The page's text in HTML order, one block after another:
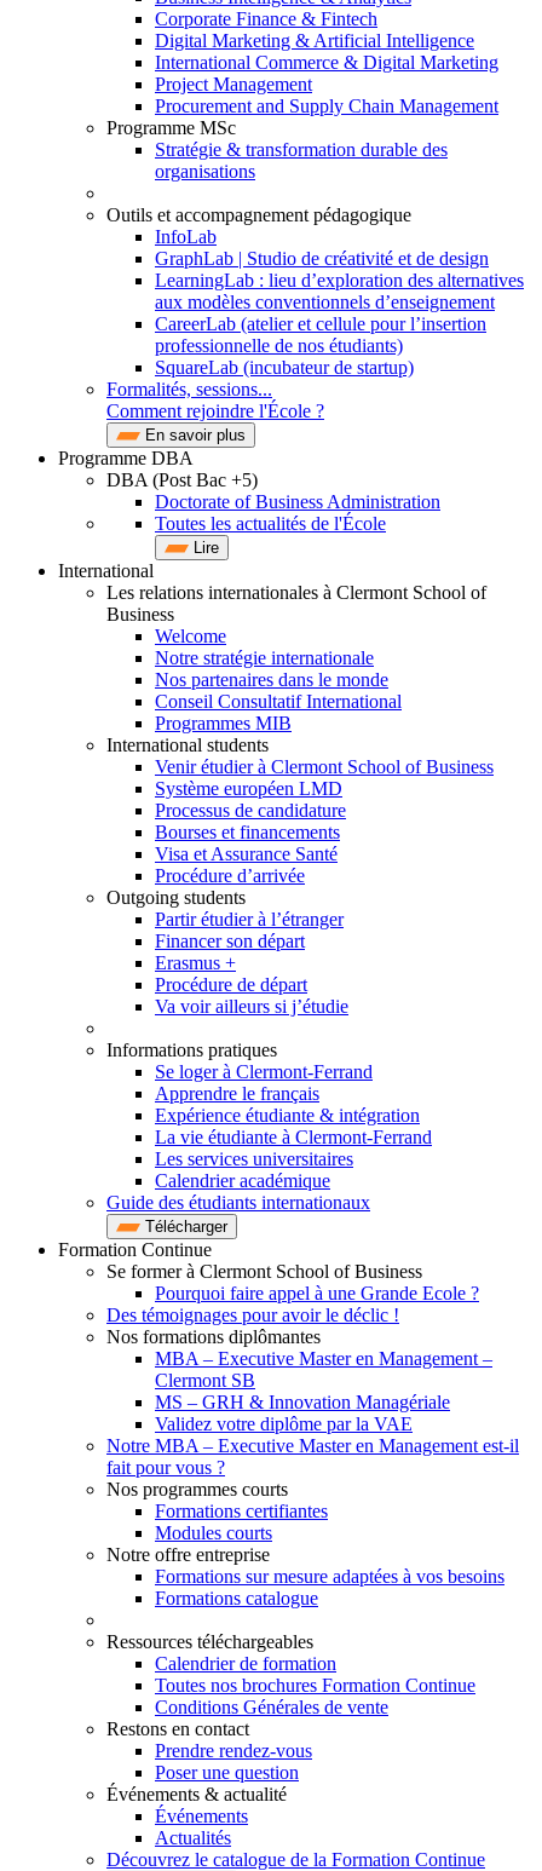
Corporate Finance & Fintech
Digital Marketing & Artificial Intelligence
International Commerce & Digital Marketing
Project Management
Procurement and Supply Chain Management
Programme MSc
Stratégie & transformation durable des
organisations
Outils et accompagnement pédagogique
InfoLab
GraphLab | Studio de créativité et de design
LearningLab : lieu d’exploration des alternatives
aux modèles conventionnels d’enseignement
CareerLab (atelier et cellule pour l’insertion
professionnelle de nos étudiants)
SquareLab (incubateur de startup)
Formalités, sessions...
Comment rejoindre l'École ?
En savoir plus
Programme DBA
DBA (Post Bac +5)
Doctorate of Business Administration
Toutes les actualités de l'École
Lire
International
Les relations internationales à Clermont School of
Business
Welcome
Notre stratégie internationale
Nos partenaires dans le monde
Conseil Consultatif International
Programmes MIB
International students
Venir étudier à Clermont School of Business
Système européen LMD
Processus de candidature
Bourses et financements
Visa et Assurance Santé
Procédure d’arrivée
Outgoing students
Partir étudier à l’étranger
Financer son départ
Erasmus +
Procédure de départ
Va voir ailleurs si j’étudie
Informations pratiques
Se loger à Clermont-Ferrand
Apprendre le français
Expérience étudiante & intégration
La vie étudiante à Clermont-Ferrand
Les services universitaires
Calendrier académique
Guide des étudiants internationaux
Télécharger
Formation Continue
Se former à Clermont School of Business
Pourquoi faire appel à une Grande Ecole ?
Des témoignages pour avoir le déclic !
Nos formations diplômantes
MBA – Executive Master en Management –
Clermont SB
MS – GRH & Innovation Managériale
Validez votre diplôme par la VAE
Notre MBA – Executive Master en Management est-il
fait pour vous ?
Nos programmes courts
Formations certifiantes
Modules courts
Notre offre entreprise
Formations sur mesure adaptées à vos besoins
Formations catalogue
Ressources téléchargeables
Calendrier de formation
Toutes nos brochures Formation Continue
Conditions Générales de vente
Restons en contact
Prendre rendez-vous
Poser une question
Événements & actualité
Événements
Actualités
Découvrez le catalogue de la Formation Continue